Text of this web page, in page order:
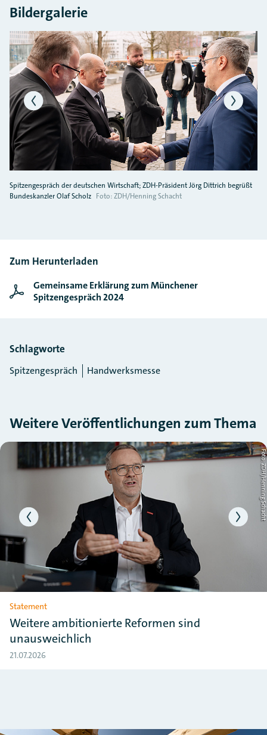
Bildergalerie
Bildergalerie überspringen
Spitzengespräch der deutschen Wirtschaft; ZDH-Präsident Jörg Dittrich begrüßt
Bundeskanzler Olaf Scholz Foto: ZDH/Henning Schacht
Zum Herunterladen
Gemeinsame Erklärung zum Münchener
Spitzengespräch 2024
Schlagworte
Spitzengespräch Handwerksmesse
Weitere Veröffentlichungen zum Thema
Slider überspringen Foto: ZDH/Henning Schacht
Statement
Weitere ambitionierte Reformen sind
unausweichlich
21.07.2026